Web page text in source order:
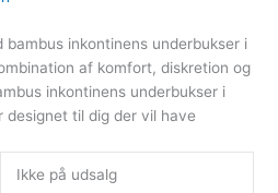
inkontinens underbukser i
af komfort, diskretion og
inkontinens underbukser i
designet til dig der vil have
Ikke på udsalg